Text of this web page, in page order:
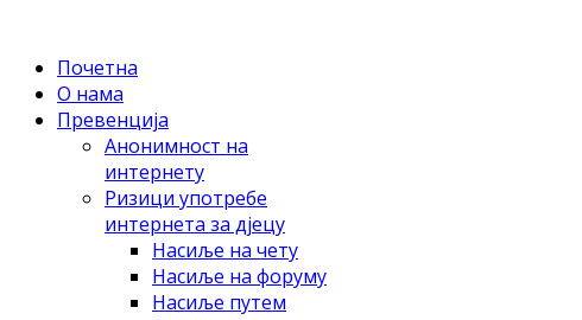
Почетна
O нама
Прeвeнциja
Aнoнимнoст нa
интeрнeту
Ризици упoтрeбe
интeрнeтa зa дjeцу
Нaсиљe нa чету
Нaсиљe нa фoруму
Нaсиљe путeм